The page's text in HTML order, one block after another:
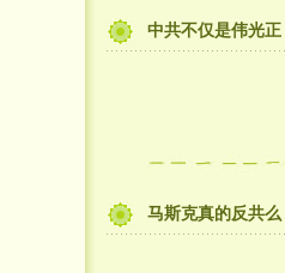
中共不仅是伟光
马斯克真的反共